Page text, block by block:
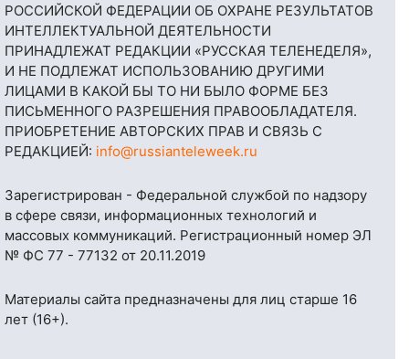
РОССИЙСКОЙ ФЕДЕРАЦИИ ОБ ОХРАНЕ РЕЗУЛЬТАТОВ
ИНТЕЛЛЕКТУАЛЬНОЙ ДЕЯТЕЛЬНОСТИ
ПРИНАДЛЕЖАТ РЕДАКЦИИ «РУССКАЯ ТЕЛЕНЕДЕЛЯ»,
И НЕ ПОДЛЕЖАТ ИСПОЛЬЗОВАНИЮ ДРУГИМИ
ЛИЦАМИ В КАКОЙ БЫ ТО НИ БЫЛО ФОРМЕ БЕЗ
ПИСЬМЕННОГО РАЗРЕШЕНИЯ ПРАВООБЛАДАТЕЛЯ.
ПРИОБРЕТЕНИЕ АВТОРСКИХ ПРАВ И СВЯЗЬ С
РЕДАКЦИЕЙ: info@russianteleweek.ru
Зарегистрирован - Федеральной службой по надзору
в сфере связи, информационных технологий и
массовых коммуникаций. Регистрационный номер ЭЛ
№ ФС 77 - 77132 от 20.11.2019
Материалы сайта предназначены для лиц старше 16
лет (16+).